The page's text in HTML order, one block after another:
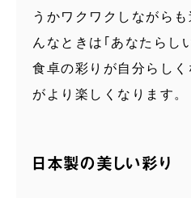
うかワクワクしながら
んなときは｢あなたらし
食卓の彩りが自分らし
がより楽しくなります。
日本製の美しい彩り